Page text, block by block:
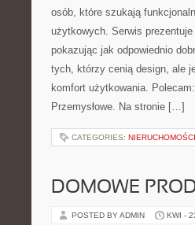
osób, które szukają
użytkowych. Serwis
pokazując jak odpowiednio
tych, którzy cenią design, ale
komfort użytkowania.
Przemysłowe. Na stronie […]
CATEGORIES: NIERUCHOMOŚCI
DOMOWE
POSTED BY ADMIN KWI -